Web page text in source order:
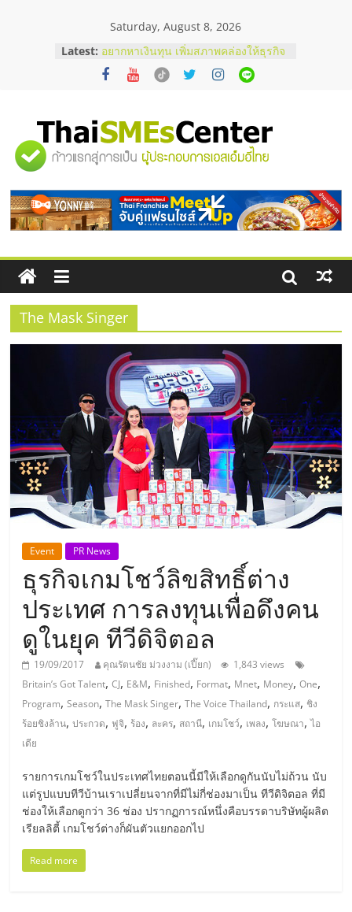
Saturday, August 8, 2026
Latest: อยากหาเงินทุน เพิ่มสภาพคล่องให้ธุรกิจ
เริ่มยังไงให้ผ่านฉลุย
สัมมนาออนไลน์ โอกาสบริหารสถานี
ThaiFranchise Meet Up จับคู่แฟรน
ไชส์ ครั้งที่ 8
ร้านเครื่องเสียงคุณภาพสูง พร้อม
บริษัท Cybersecurity ในไทยที่ไหนดี?
วิธีเลือกผู้ให้บริการให้คุ้มค่าและตอบ
โจทย์ธุรกิจ
"ศูนย์
รวม
ข้อมูล
ธุรกิจ
SME
ประเทศไทย,
ThaiSMEsCenter,
รวม
ธุรกิจ
เอ
ส
เอ็
มอี
ไทย,
SMEs,
แฟ
The Mask Singer
Event PR News
ธุรกิจเกมโชว์ลิขสิทธิ์ต่าง
ประเทศ การลงทุนเพื่อดึงคน
ดูในยุค ทีวีดิจิตอล
19/09/2017 คุณรัตนชัย ม่วงงาม (เปี๊ยก)
1,843 views
Britain’s Got Talent,CJ, E&M, Finished, Format, Mnet, Money,One,
Program,Season,The Mask Singer,The Voice Thailand, กระแส, ชิง
ร้อยชิงล้าน,ประกวด, ฟูจิ, ร้อง, ละคร, สถานี, เกมโชว์, เพลง,โฆษณา,ไอ
เดีย
รายการเกมโชว์ในประเทศไทยตอนนี้มีให้เลือกดูกันนับไม่ถ้วน นับ
แต่รูปแบบทีวีบ้านเราเปลี่ยนจากที่มีไม่กี่ช่องมาเป็น ทีวีดิจิตอล ที่มี
ช่องให้เลือกดูกว่า 36 ช่อง ปรากฏการณ์หนึ่งคือบรรดาบริษัทผู้ผลิต
เรียลลิตี้ เกมโชว์ต่างก็ผันตัวแยกออกไป
Read more